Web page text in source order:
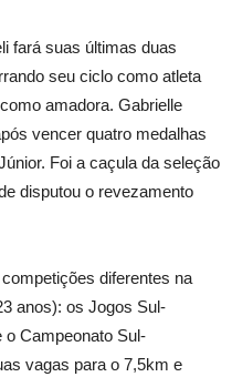
fará suas últimas duas
seu ciclo como atleta
amadora. Gabrielle
vencer quatro medalhas
Foi a caçula da seleção
disputou o revezamento
diferentes na
anos): os Jogos Sul-
Campeonato Sul-
vagas para o 7,5km e